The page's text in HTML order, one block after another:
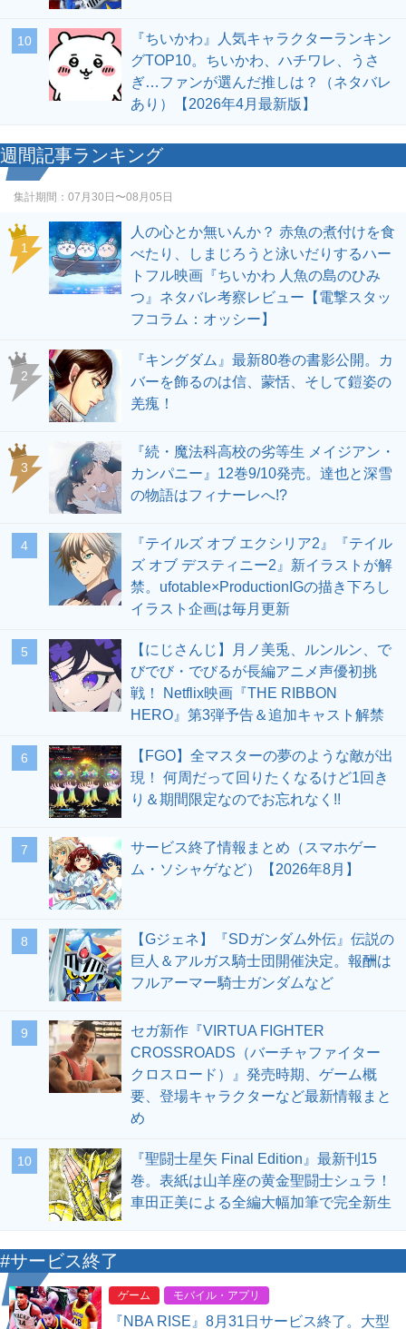
10
『ちいかわ』人気キャラクターランキン
グTOP10。ちいかわ、ハチワレ、うさ
ぎ…ファンが選んだ推しは？（ネタバレ
あり）【2026年4月最新版】
週間記事ランキング
集計期間： 07月30日〜08月05日
1
人の心とか無いんか？ 赤魚の煮付けを食
べたり、しまじろうと泳いだりするハー
トフル映画『ちいかわ 人魚の島のひみ
つ』ネタバレ考察レビュー【電撃スタッ
フコラム：オッシー】
2
『キングダム』最新80巻の書影公開。カ
バーを飾るのは信、蒙恬、そして鎧姿の
羌瘣！
3
『続・魔法科高校の劣等生 メイジアン・
カンパニー』12巻9/10発売。達也と深雪
の物語はフィナーレへ!?
4
『テイルズ オブ エクシリア2』『テイル
ズ オブ デスティニー2』新イラストが解
禁。ufotable×ProductionIGの描き下ろし
イラスト企画は毎月更新
5
【にじさんじ】月ノ美兎、ルンルン、で
びでび・でびるが長編アニメ声優初挑
戦！ Netflix映画『THE RIBBON
HERO』第3弾予告＆追加キャスト解禁
6
【FGO】全マスターの夢のような敵が出
現！ 何周だって回りたくなるけど1回き
り＆期間限定なのでお忘れなく!!
7
サービス終了情報まとめ（スマホゲー
ム・ソシャゲなど）【2026年8月】
8
【Gジェネ】『SDガンダム外伝』伝説の
巨人＆アルガス騎士団開催決定。報酬は
フルアーマー騎士ガンダムなど
9
セガ新作『VIRTUA FIGHTER
CROSSROADS（バーチャファイター
クロスロード）』発売時期、ゲーム概
要、登場キャラクターなど最新情報まと
め
10
『聖闘士星矢 Final Edition』最新刊15
巻。表紙は山羊座の黄金聖闘士シュラ！
車田正美による全編大幅加筆で完全新生
#サービス終了
ゲーム モバイル・アプリ
『NBA RISE』8月31日サービス終了。大型